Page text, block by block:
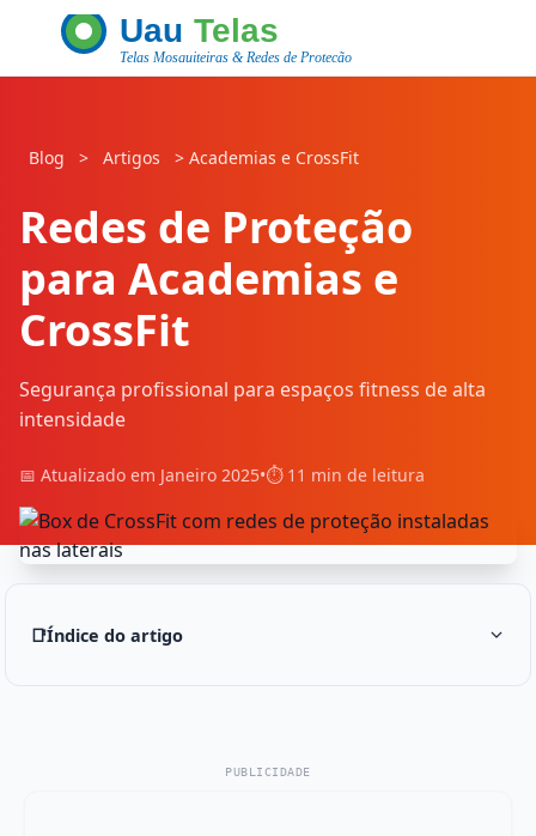
Blog > Artigos > Academias e CrossFit
Redes de Proteção
para Academias e
CrossFit
Segurança profissional para espaços fitness de alta
intensidade
📅 Atualizado em Janeiro 2025•⏱️ 11 min de leitura
📑Índice do artigo
PUBLICIDADE